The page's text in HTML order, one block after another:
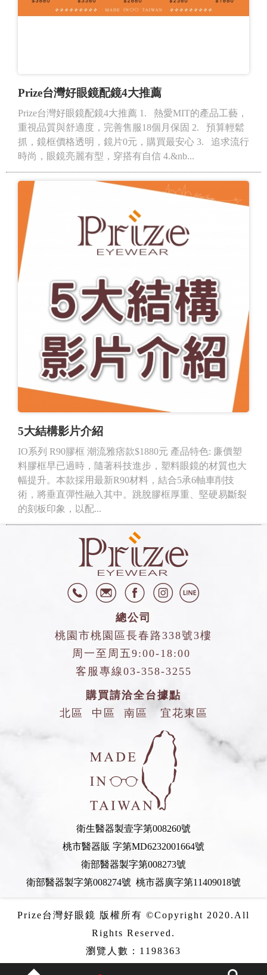
Prize台灣好眼鏡配鏡4大推薦
Prize台灣好眼鏡配鏡4大推薦 1. 熱愛MIT的產品工藝，
重視品質與舒適度，完善售服18個月保固 2. 預算輕鬆
抓，鏡框價格透明，鏡片0元，購買最安心 3. 追求流行
時尚，眼鏡亮麗有型，穿搭有自信 4.&nb...
5大結構影片介紹
IO系列 R90膠框 潮流雅痞款$1880元 產品特色: 廉價塑
料膠框早已過時，隨著科技進步，塑料眼鏡的材質也大
幅提升。本款採用最新R90材料，結合5承6軸車削技
術，將垂直彈性融入其中。跳脫膠框厚重、堅硬易斷裂
的刻板印象，以配...
總公司
桃園市桃園區長春路338號3樓
周一至周五9:00-18:00
客服專線03-358-3255
購買請洽全台據點
北區
中區 南區 宜花東區
衛生醫器製壹字第008260號
桃市醫器販 字第MD6232001664號
衛部醫器製字第008273號
衛部醫器製字第008274號 桃市器廣字第11409018號
Prize台灣好眼鏡 版權所有 ©Copyright 2020.All
Rights Reserved.
瀏覽人數：1198363